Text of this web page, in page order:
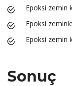
Epoksi zemin
Epoksi
Epoksi zemin
Sonuç